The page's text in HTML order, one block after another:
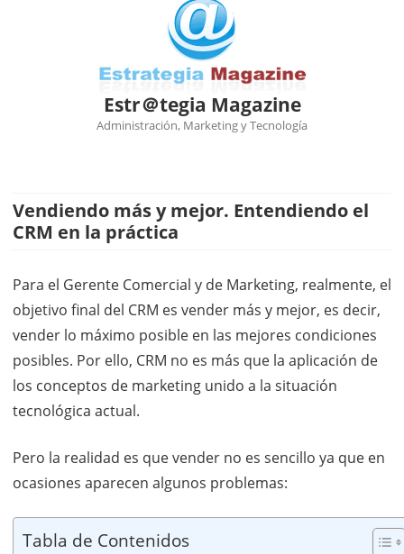
Estr＠tegia Magazine
Administración, Marketing y Tecnología
contenido
Vendiendo más y mejor. Entendiendo el
CRM en la práctica
Para el Gerente Comercial y de Marketing, realmente, el
objetivo final del CRM es vender más y mejor, es decir,
vender lo máximo posible en las mejores condiciones
posibles. Por ello, CRM no es más que la aplicación de
los conceptos de marketing unido a la situación
tecnológica actual.
Pero la realidad es que vender no es sencillo ya que en
ocasiones aparecen algunos problemas:
Tabla de Contenidos